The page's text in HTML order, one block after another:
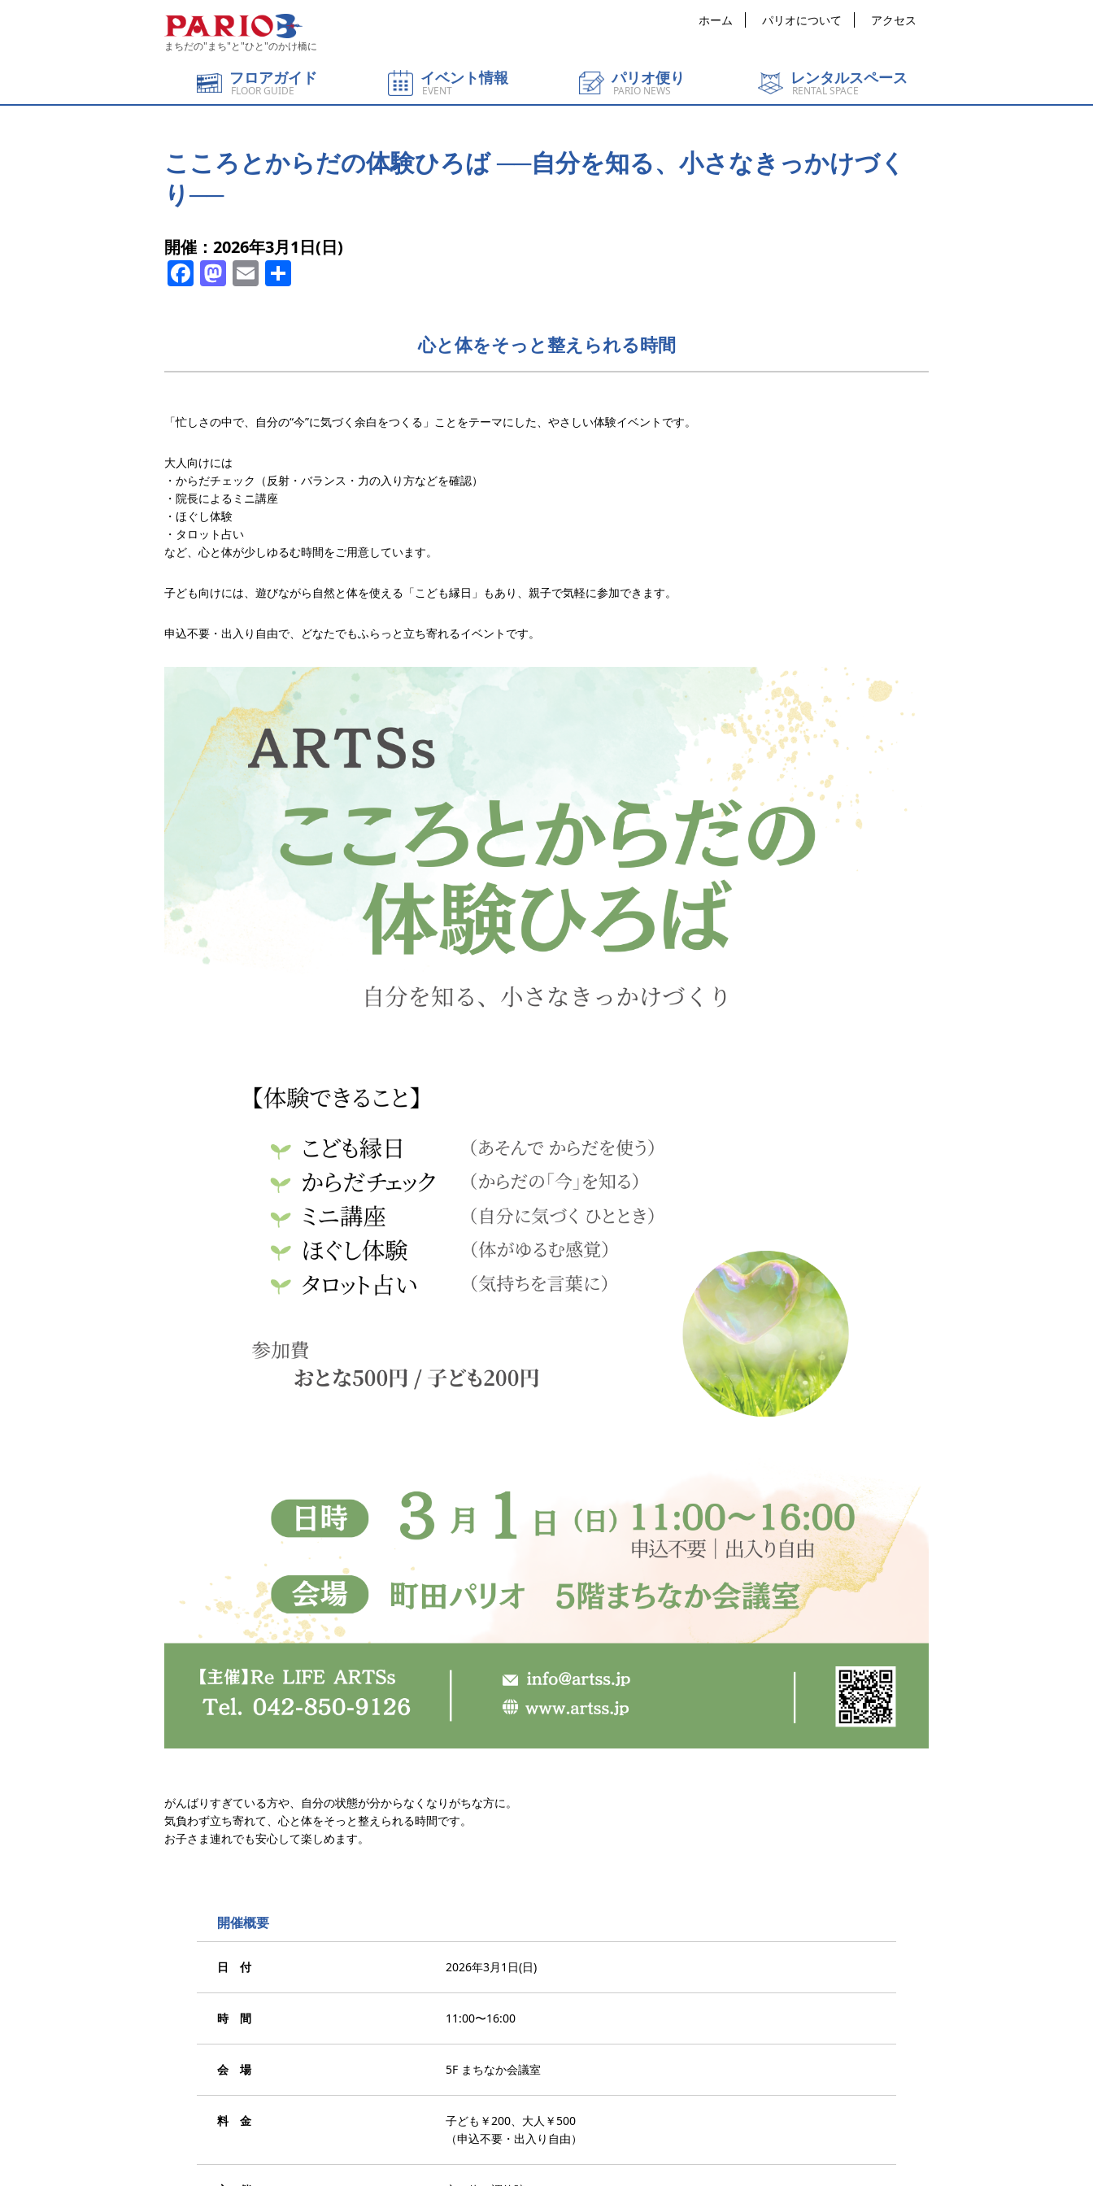
まちだの"まち"と"ひと"のかけ橋に
ホーム パリオについて アクセス
フロアガイド
FLOOR GUIDE
イベント情報
EVENT
パリオ便り
PARIO NEWS
レンタルスペース
RENTAL SPACE
こころとからだの体験ひろば ──自分を知る、小さなきっかけづく
り──
開催：2026年3月1日(日)
Facebook
Mastodon
Email
心と体をそっと整えられる時間
「忙しさの中で、自分の“今”に気づく余白をつくる」ことをテーマにした、やさしい体験イベントです。
大人向けには
・からだチェック（反射・バランス・力の入り方などを確認）
・院長によるミニ講座
・ほぐし体験
・タロット占い
など、心と体が少しゆるむ時間をご用意しています。
子ども向けには、遊びながら自然と体を使える「こども縁日」もあり、親子で気軽に参加できます。
申込不要・出入り自由で、どなたでもふらっと立ち寄れるイベントです。
がんばりすぎている方や、自分の状態が分からなくなりがちな方に。
気負わず立ち寄れて、心と体をそっと整えられる時間です。
お子さま連れでも安心して楽しめます。
開催概要
日 付 2026年3月1日(日)
時 間 11:00〜16:00
会 場 5F まちなか会議室
料 金
子ども￥200、大人￥500
（申込不要・出入り自由）